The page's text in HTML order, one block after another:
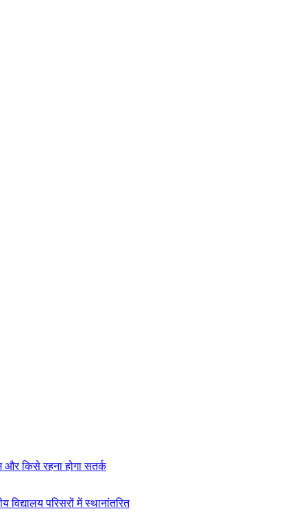
किसे रहना होगा सतर्क
विद्यालय परिसरों में स्थानांतरित